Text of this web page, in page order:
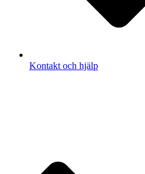
Kontakt och hjälp